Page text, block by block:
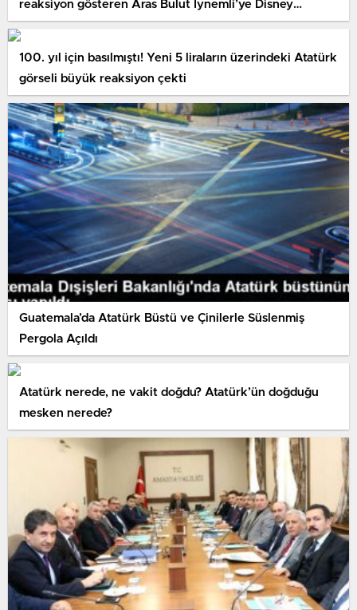
reaksiyon gösteren Aras Bulut İynemli’ye Disney
hatırlatması: Müsaade aldın mı?
100. yıl için basılmıştı! Yeni 5 liraların üzerindeki Atatürk
görseli büyük reaksiyon çekti
Guatemala’da Atatürk Büstü ve Çinilerle Süslenmiş
Pergola Açıldı
Atatürk nerede, ne vakit doğdu? Atatürk’ün doğduğu
mesken nerede?